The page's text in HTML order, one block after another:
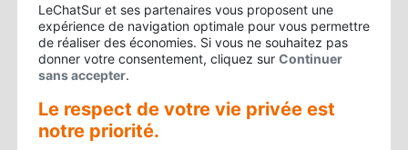
ALD
8
Diabete de type 1 et type 2
ALD
Formes graves des affections
neurologiques et musculaires
ALD
10
Hemoglobinopathies, hemorragies
chroniques
LeChatSur et ses partenaires vous proposent une
expérience de navigation optimale pour vous permettre
de réaliser des économies. Si vous ne souhaitez pas
donner votre consentement, cliquez sur Continuer
sans accepter.
Le respect de votre vie privée est
notre priorité.